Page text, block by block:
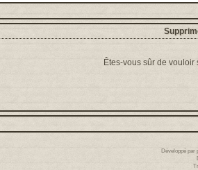
Êtes-vous sûr de
Développé par